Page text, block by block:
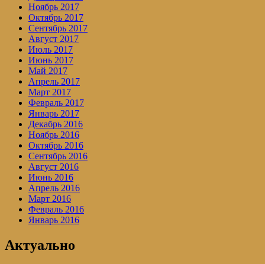
Ноябрь 2017
Октябрь 2017
Сентябрь 2017
Август 2017
Июль 2017
Июнь 2017
Май 2017
Апрель 2017
Март 2017
Февраль 2017
Январь 2017
Декабрь 2016
Ноябрь 2016
Октябрь 2016
Сентябрь 2016
Август 2016
Июнь 2016
Апрель 2016
Март 2016
Февраль 2016
Январь 2016
Актуально